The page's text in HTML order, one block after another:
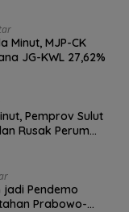
Minut, MJP-CK
JG-KWL 27,62%
Pemprov Sulut
Rusak Perum
jadi Pendemo
Prabowo-